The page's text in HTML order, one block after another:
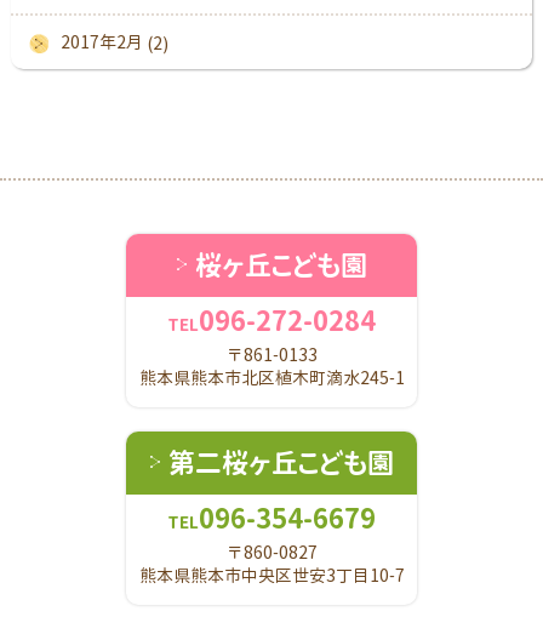
2017年2月 (2)
桜ヶ丘こども園
TEL096-272-0284
〒861-0133
熊本県熊本市北区植木町滴水245-1
第二桜ヶ丘こども園
TEL096-354-6679
〒860-0827
熊本県熊本市中央区世安3丁目10-7